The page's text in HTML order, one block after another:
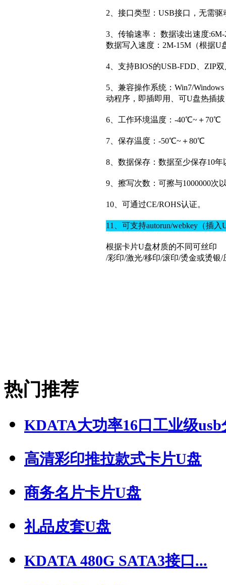
2、接口类型：USB接口，无需
3、传输速率： 数据读出速度
数据写入速度：2M-15M（根据U
4、支持BIOS的USB-FDD、ZIP
5、兼容操作系统：Win7/
动程序，即插即用、可U盘热插
6、工作环境温度：-40℃~＋70℃
7、保存温度：-50℃~＋80℃
8、数据保存：数据至少保存10年
9、擦写次数：可擦与1000000次
10、可通过CE/ROHS认证。
11、可支持autorun/webkey（插
根据卡片U盘材质的不同可丝印
/彩印/激光/移印/滚印/烫金或烫银
热门推荐
KDATA大功率16口工业级usb
高清彩印推拉款式卡片U盘
商务名片卡片U盘
礼品皮套U盘
KDATA 480G SATA3接口...